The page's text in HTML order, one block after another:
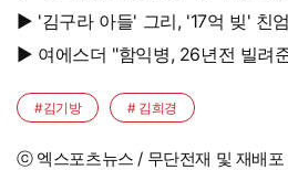
▶ '김구라 아들' 그리, '17억 빚' 친엄마 홀로 챙겼다…"나밖에
없어, 연락 꾸준히 하는 중"
▶ 여에스더 "함익병, 26년전 빌려준 5천만원...그덕에 사업
시작"
#김기방 # 김희경
ⓒ 엑스포츠뉴스 / 무단전재 및 재배포